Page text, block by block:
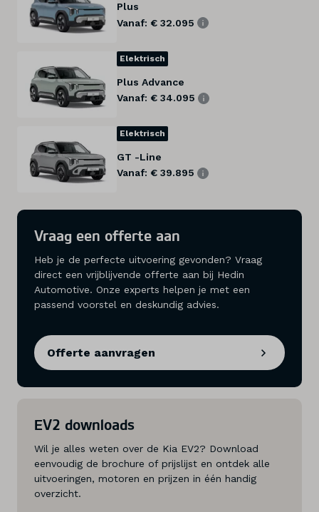
Plus
Vanaf: € 32.095
Elektrisch
Plus Advance
Vanaf: € 34.095
Elektrisch
GT -Line
Vanaf: € 39.895
Vraag een offerte aan
Heb je de perfecte uitvoering gevonden? Vraag
direct een vrijblijvende offerte aan bij Hedin
Automotive. Onze experts helpen je met een
passend voorstel en deskundig advies.
Offerte aanvragen
EV2 downloads
Wil je alles weten over de Kia EV2? Download
eenvoudig de brochure of prijslijst en ontdek alle
uitvoeringen, motoren en prijzen in één handig
overzicht.